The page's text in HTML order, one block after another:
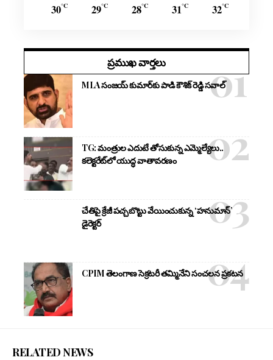
30°C 29°C 28°C 31°C 32°C
ప్రముఖ వార్తలు
MLA సంజయ్ కుమార్‌కు పాడి కౌశిక్ రెడ్డి సవాల్
TG: మంత్రుల ఎదుటే తోసుకున్న ఎమ్మెల్యేలు..
కలెక్టరేట్‌లో యుద్ధ వాతావరణం
చేతిపై క్రేజీ పచ్చబొట్టు వేయించుకున్న ‘హనుమాన్’
డైరెక్టర్
CPIM తెలంగాణ సెక్రటరీ తమ్మినేని సంచలన ప్రకటన
RELATED NEWS